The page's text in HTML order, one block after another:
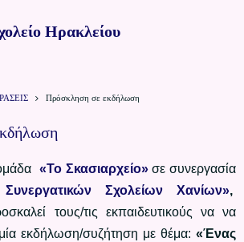
Ηρακλείου
Πρόσκληση σε εκδήλωση
«Το Σκασιαρχείο»σε συνεργασία
Συνεργατικών Σχολείων Χανίων»,
τους/τις εκπαιδευτικούς να να
εκδήλωση/συζήτηση με θέμα: «Ένας